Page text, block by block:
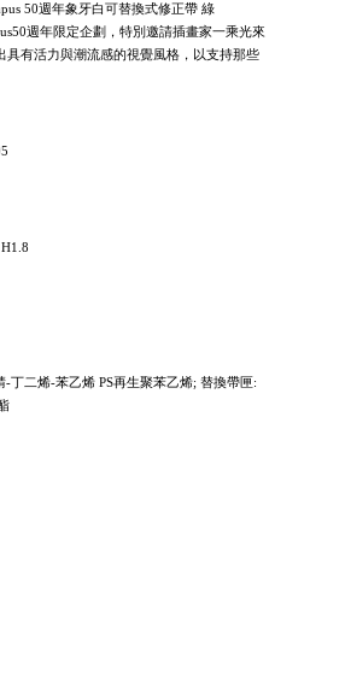
50週年象牙白可替換式修正帶 綠
週年限定企劃，特別邀請插畫家一乘光來
具有活力與潮流感的視覺風格，以支持那些
-丁二烯-苯乙烯 PS再生聚苯乙烯; 替換帶匣: